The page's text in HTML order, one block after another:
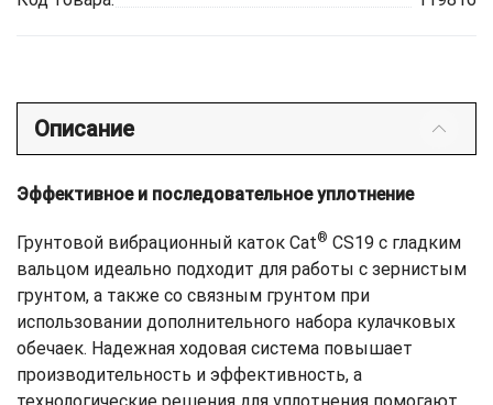
Описание
Эффективное и последовательное уплотнение
Грунтовой вибрационный каток Cat® CS19 c гладким
вальцом идеально подходит для работы с зернистым
грунтом, а также со связным грунтом при
использовании дополнительного набора кулачковых
обечаек. Надежная ходовая система повышает
производительность и эффективность, а